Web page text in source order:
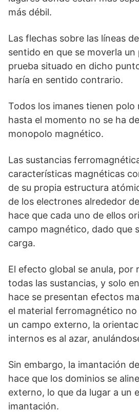
más débil.
Las flechas sobre las líneas de
sentido en que se moverla
prueba situado en dicho
haría en sentido contrario.
Todos los imanes tienen
hasta el momento no se ha
monopolo magnético.
Las sustancias
características magnéticas
de su propia estructura
de los electrones alrededor
hace que cada uno de ellos
campo magnético, dado que
carga.
El efecto global se anula, por
todas las sustancias, y solo
hace se presentan efectos
el material ferromagnético
un campo externo, la
internos es al azar,
Sin embargo, la imantación
hace que los dominios se
externo, lo que da lugar a un
imantación.